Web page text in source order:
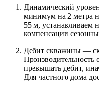
Динамический
минимум на 2 метра
55 м, устанавливаем
компенсации
Дебит скважины —
Производительность
превышать дебит,
Для частного дома